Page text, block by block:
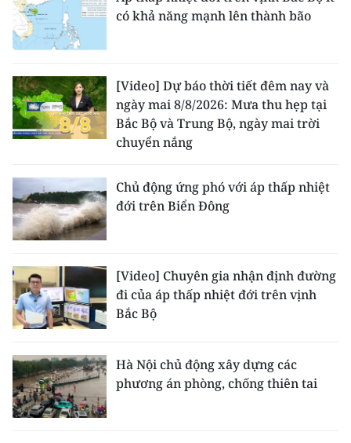
có khả năng mạnh lên thành bão
[Video] Dự báo thời tiết đêm nay và
ngày mai 8/8/2026: Mưa thu hẹp tại
Bắc Bộ và Trung Bộ, ngày mai trời
chuyển nắng
Chủ động ứng phó với áp thấp nhiệt
đới trên Biển Đông
[Video] Chuyên gia nhận định đường
đi của áp thấp nhiệt đới trên vịnh
Bắc Bộ
Hà Nội chủ động xây dựng các
phương án phòng, chống thiên tai